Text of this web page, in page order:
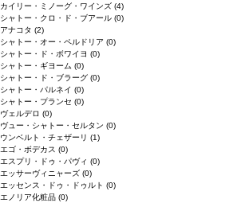
カイリー・ミノーグ・ワインズ (4)
シャトー・クロ・ド・ブアール (0)
アナコタ (2)
シャトー・オー・ペルドリア (0)
シャトー・ド・ボワイヨ (0)
シャトー・ギヨーム (0)
シャトー・ド・ブラーグ (0)
シャトー・パルネイ (0)
シャトー・プランセ (0)
ヴェルデロ (0)
ヴュー・シャトー・セルタン (0)
ウンベルト・チェザーリ (1)
エゴ・ボデカス (0)
エスプリ・ドゥ・パヴィ (0)
エッサーヴィニャーズ (0)
エッセンス・ドゥ・ドゥルト (0)
エノリア化粧品 (0)